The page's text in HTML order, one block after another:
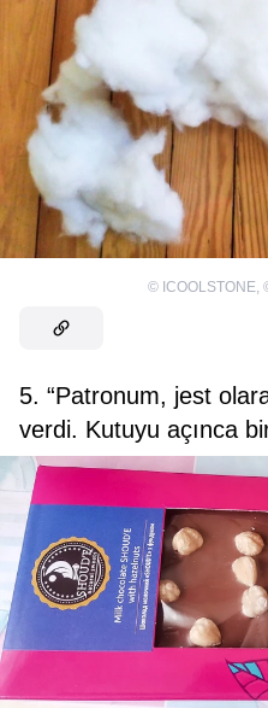
© ICOOLSTONE,
5. “Patronum, jest
verdi. Kutuyu açınca